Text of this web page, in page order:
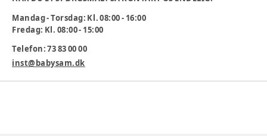
• OEKO-TEX® godkendt materiale.
• Strækbart i begge retninger (bi-elastisk).
• Kan vaskes ved 95°.
• Kan afsprittes.
Varenummer:199479
Mandag - Torsdag: Kl. 08:00 - 16:00
Fredag: Kl. 08:00 - 15:00
Telefon: 73 83 00 00
inst@babysam.dk